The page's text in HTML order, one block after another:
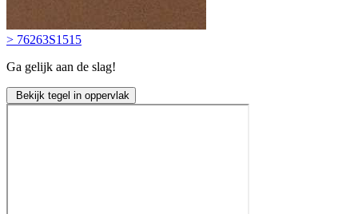
> 76263S1515
Ga gelijk aan de slag!
Bekijk tegel in oppervlak